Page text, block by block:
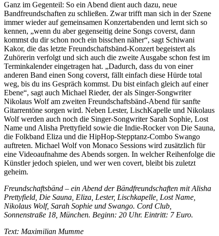
Ganz im Gegenteil: So ein Abend dient auch dazu, neue
Bandfreundschaften zu schließen. Zwar trifft man sich in der Szene
immer wieder auf gemeinsamen Konzertabenden und lernt sich so
kennen, „wenn du aber gegenseitig deine Songs coverst, dann
kommst du dir schon noch ein bisschen näher“, sagt Schiwani
Kakor, die das letzte Freundschaftsbänd-Konzert begeistert als
Zuhörerin verfolgt und sich auch die zweite Ausgabe schon fest im
Terminkalender eingetragen hat. „Dadurch, dass du von einer
anderen Band einen Song coverst, fällt einfach diese Hürde total
weg, bis du ins Gespräch kommst. Du bist einfach gleich auf einer
Ebene“, sagt auch Michael Rieder, der als Singer-Songwriter
Nikolaus Wolf am zweiten Freundschaftsbänd-Abend für sanfte
Gitarrentöne sorgen wird. Neben Lester, LischKapelle und Nikolaus
Wolf werden auch noch die Singer-Songwriter Sarah Sophie, Lost
Name und Alisha Prettyfield sowie die Indie-Rocker von Die Sauna,
die Folkband Eliza und die HipHop-Stepptanz-Combo Swango
auftreten. Michael Wolf von Monaco Sessions wird zusätzlich für
eine Videoaufnahme des Abends sorgen. In welcher Reihenfolge die
Künstler jedoch spielen, und wer wen covert, bleibt bis zuletzt
geheim.
Freundschaftsbänd – ein Abend der Bändfreundschaften mit Alisha
Prettyfield, Die Sauna, Eliza, Lester, Lischkapelle, Lost Name,
Nikolaus Wolf, Sarah Sophie und Swango. Cord Club,
Sonnenstraße 18, München. Beginn: 20 Uhr. Eintritt: 7 Euro.
Text: Maximilian Mumme